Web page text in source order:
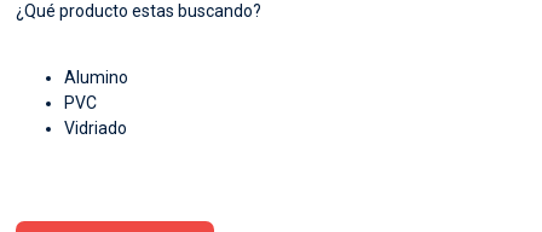
¿Qué producto estas buscando?
Alumino
PVC
Vidriado